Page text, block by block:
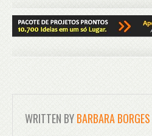
WRITTEN BYBARBARA